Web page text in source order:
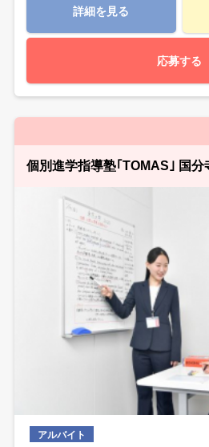
詳細を見る
応募する
個別進学指導塾｢TOMAS｣ 国分
アルバイト